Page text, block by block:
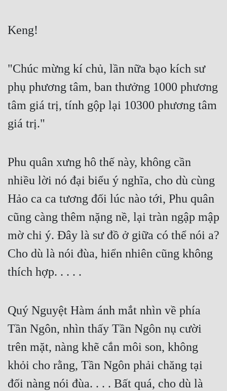
Gia Đấu
Góc Nhìn Nữ
Huyền Huyễn
Huyền Nghi
Huyền Ảo
Hệ Thống
Khoa Huyễn Không Gian
Kinh Dị
Kiếm Hiệp
Kỳ Ảo
Linh Dị
Làm Giàu
Lịch Sử
Keng!
"Chúc mừng kí chủ, lần nữa bạo kích sư
phụ phương tâm, ban thưởng 1000 phương
tâm giá trị, tính gộp lại 10300 phương tâm
giá trị."
Phu quân xưng hô thế này, không cần
nhiều lời nó đại biểu ý nghĩa, cho dù cùng
Hảo ca ca tương đối lúc nào tới, Phu quân
cũng càng thêm nặng nề, lại tràn ngập mập
mờ chi ý. Đây là sư đồ ở giữa có thể nói a?
Cho dù là nói đùa, hiển nhiên cũng không
thích hợp. . . . .
Quý Nguyệt Hàm ánh mắt nhìn về phía
Tần Ngôn, nhìn thấy Tần Ngôn nụ cười
trên mặt, nàng khẽ cắn môi son, không
khỏi cho rằng, Tần Ngôn phải chăng tại
đối nàng nói đùa. . . . Bất quá, cho dù là